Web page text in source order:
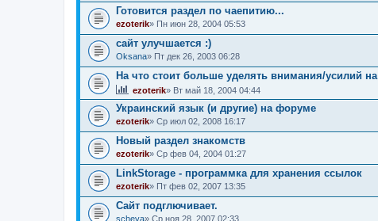
Готовится раздел по чаепитию...
ezoterik» Пн июн 28, 2004 05:53
сайт улучшается :)
Oksana» Пт дек 26, 2003 06:28
На что стоит больше уделять внимания/усилий на
ezoterik» Вт май 18, 2004 04:44
Украинский язык (и другие) на форуме
ezoterik» Ср июл 02, 2008 16:17
Новый раздел знакомств
ezoterik» Ср фев 04, 2004 01:27
LinkStorage - программка для хранения ссылок
ezoterik» Пт фев 02, 2007 13:35
Сайт подглючивает.
sсheva» Ср ноя 28, 2007 02:33